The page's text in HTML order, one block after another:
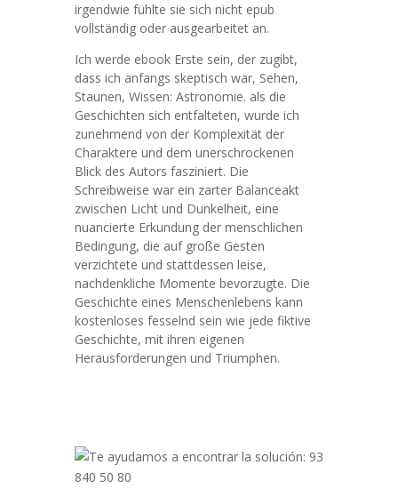
irgendwie fühlte sie sich nicht epub
vollständig oder ausgearbeitet an.
Ich werde ebook Erste sein, der zugibt,
dass ich anfangs skeptisch war, Sehen,
Staunen, Wissen: Astronomie. als die
Geschichten sich entfalteten, wurde ich
zunehmend von der Komplexität der
Charaktere und dem unerschrockenen
Blick des Autors fasziniert. Die
Schreibweise war ein zarter Balanceakt
zwischen Licht und Dunkelheit, eine
nuancierte Erkundung der menschlichen
Bedingung, die auf große Gesten
verzichtete und stattdessen leise,
nachdenkliche Momente bevorzugte. Die
Geschichte eines Menschenlebens kann
kostenloses fesselnd sein wie jede fiktive
Geschichte, mit ihren eigenen
Herausforderungen und Triumphen.